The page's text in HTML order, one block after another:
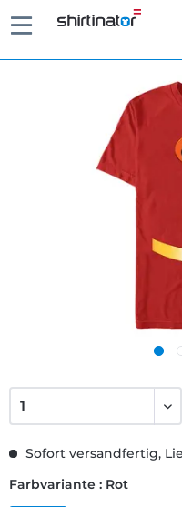
Sofort versandfertig,
Farbvariante : Rot